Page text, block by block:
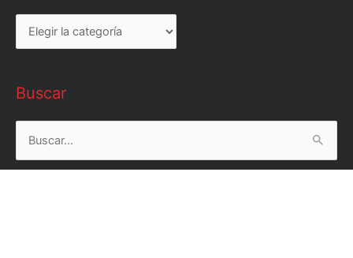
Buscar
Buscar
por: